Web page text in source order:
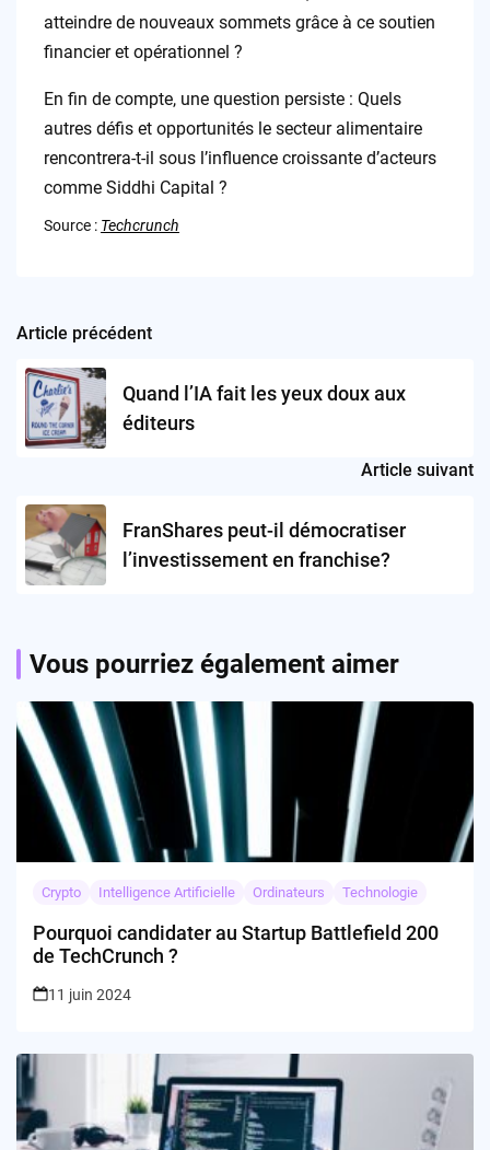
atteindre de nouveaux sommets grâce à ce soutien
financier et opérationnel ?
En fin de compte, une question persiste : Quels
autres défis et opportunités le secteur alimentaire
rencontrera-t-il sous l’influence croissante d’acteurs
comme Siddhi Capital ?
Source : Techcrunch
Post
navigation
Article précédent
Quand l’IA fait les yeux doux aux
éditeurs
Article suivant
FranShares peut-il démocratiser
l’investissement en franchise?
Vous pourriez également aimer
Crypto Intelligence Artificielle Ordinateurs Technologie
Pourquoi candidater au Startup Battlefield 200
de TechCrunch ?
11 juin 2024